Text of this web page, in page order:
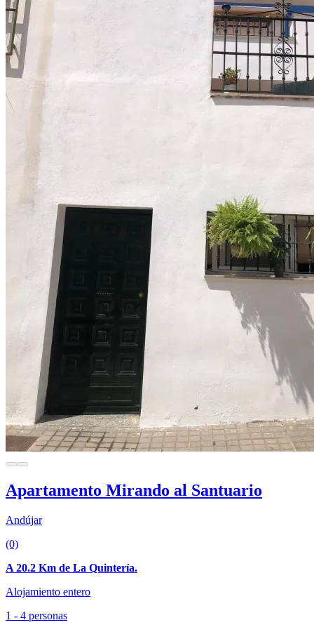
Apartamento Mirando al Santuario
Andújar
(0)
A 20.2 Km de La Quintería.
Alojamiento entero
1 - 4 personas